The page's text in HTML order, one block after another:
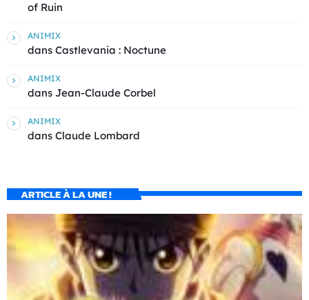
of Ruin
ANIMIX
dans Castlevania : Noctune
ANIMIX
dans Jean-Claude Corbel
ANIMIX
dans Claude Lombard
ARTICLE À LA UNE !